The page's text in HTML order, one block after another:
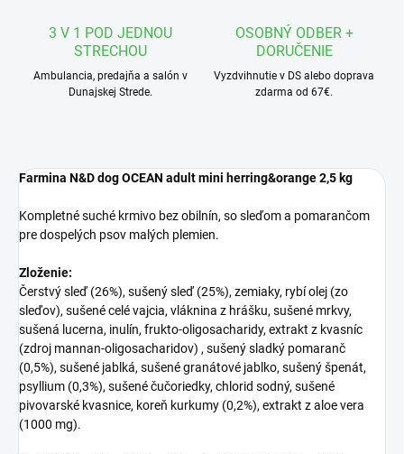
3 V 1 POD JEDNOU
STRECHOU
Ambulancia, predajňa a salón v
Dunajskej Strede.
OSOBNÝ ODBER +
DORUČENIE
Vyzdvihnutie v DS alebo doprava
zdarma od 67€.
Farmina N&D dog OCEAN adult mini herring&orange 2,5 kg
Kompletné suché krmivo bez obilnín, so sleďom a pomarančom
pre dospelých psov malých plemien.
Zloženie:
Čerstvý sleď (26%), sušený sleď (25%), zemiaky, rybí olej (zo
sleďov), sušené celé vajcia, vláknina z hrášku, sušené mrkvy,
sušená lucerna, inulín, frukto-oligosacharidy, extrakt z kvasníc
(zdroj mannan-oligosacharidov) , sušený sladký pomaranč
(0,5%), sušené jablká, sušené granátové jablko, sušený špenát,
psyllium (0,3%), sušené čučoriedky, chlorid sodný, sušené
pivovarské kvasnice, koreň kurkumy (0,2%), extrakt z aloe vera
(1000 mg).